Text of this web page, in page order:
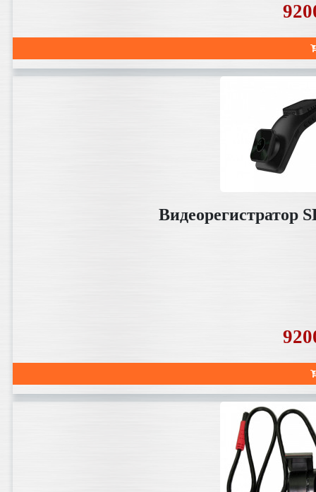
Видеорегистратор